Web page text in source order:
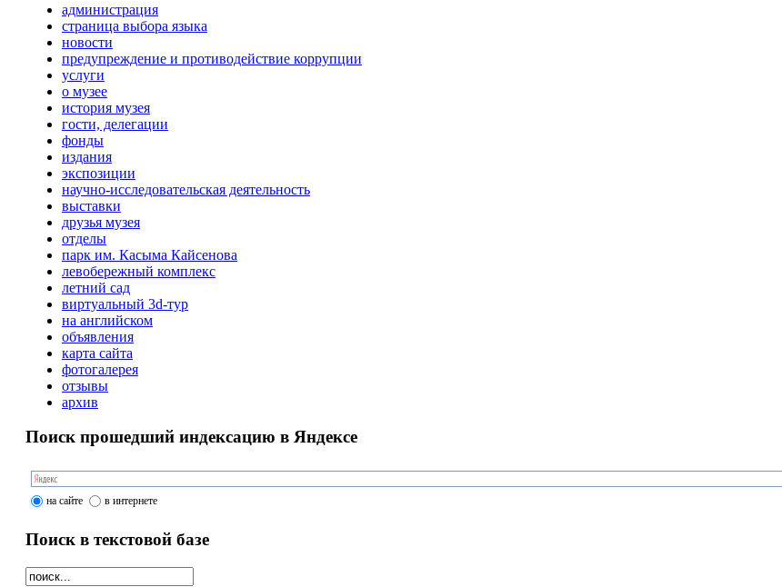
администрация
страница выбора языка
новости
предупреждение и противодействие коррупции
услуги
о музее
история музея
гости, делегации
фонды
издания
экспозиции
научно-исследовательская деятельность
выставки
друзья музея
отделы
парк им. Касыма Кайсенова
левобережный комплекс
летний сад
виртуальный 3d-тур
на английском
объявления
карта сайта
фотогалерея
отзывы
архив
Поиск прошедший индексацию в Яндексе
на сайте в интернете
Поиск в текстовой базе